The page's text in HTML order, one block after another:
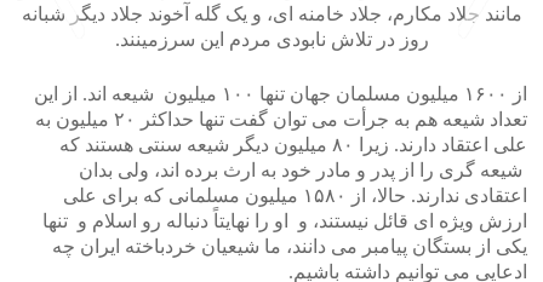
مانند جلاد مکارم، جلاد خامنه ای، و یک گله آخوند جلاد دیگر شبانه
روز در تلاش نابودی مردم این سرزمینند.
از ۱۶۰۰ میلیون مسلمان جهان تنها ۱۰۰ میلیون شیعه اند. از این
تعداد شیعه هم به جرأت می توان گفت تنها حداکثر ۲۰ میلیون به
علی اعتقاد دارند. زیرا ۸۰ میلیون دیگر شیعه سنتی هستند که
شیعه گری را از پدر و مادر خود به ارث برده اند، ولی بدان
اعتقادی ندارند. حالا، از ۱۵۸۰ میلیون مسلمانی که برای علی
ارزش ویژه ای قائل نیستند، و او را نهایتاً دنباله رو اسلام و تنها
یکی از بستگان پیامبر می دانند، ما شیعیان خردباخته ایران چه
ادعایی می توانیم داشته باشیم.
>